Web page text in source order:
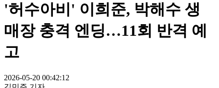
'허수아비' 이희준, 박해수 생
매장 충격 엔딩…11회 반격 예
고
2026-05-20 00:42:12